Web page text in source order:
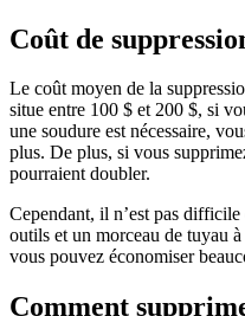
Coût de
Le coût moyen de la
situe entre 100 $ et 200 $, si
une soudure est nécessaire,
plus. De plus, si vous
pourraient doubler.
Cependant, il n’est pas
outils et un morceau de tuyau
vous pouvez économiser
Comment